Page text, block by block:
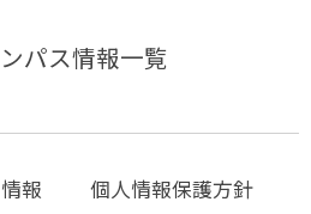
パス情報一覧
報 個人情報保護方針